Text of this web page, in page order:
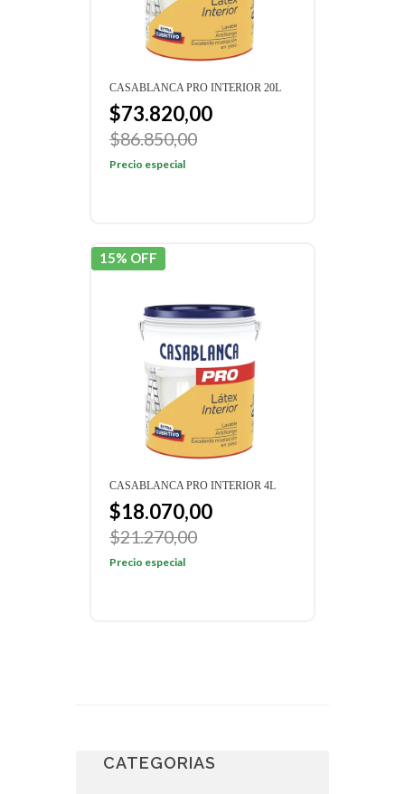
CASABLANCA PRO INTERIOR 20L
$73.820,00
$86.850,00
Precio especial
15% OFF
CASABLANCA PRO INTERIOR 4L
$18.070,00
$21.270,00
Precio especial
CATEGORIAS